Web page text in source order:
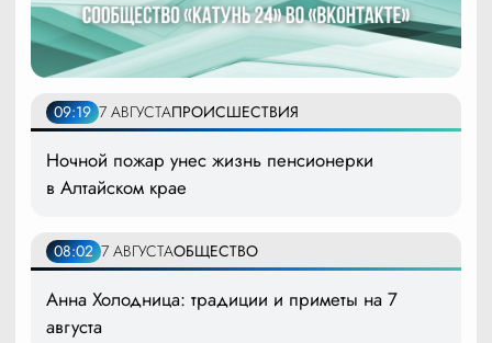
09:19 7 АВГУСТАПРОИСШЕСТВИЯ
Ночной пожар унес жизнь пенсионерки
в Алтайском крае
08:02 7 АВГУСТАОБЩЕСТВО
Анна Холодница: традиции и приметы на 7
августа